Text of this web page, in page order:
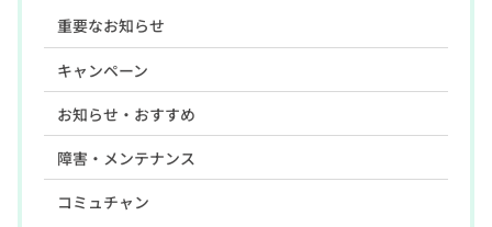
重要なお知らせ
キャンペーン
お知らせ・おすすめ
障害・メンテナンス
コミュチャン